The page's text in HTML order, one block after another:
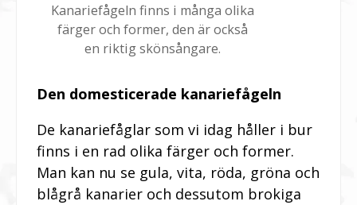
Kanariefågeln finns i många olika
färger och former, den är också
en riktig skönsångare.
Den domesticerade kanariefågeln
De kanariefåglar som vi idag håller i bur
finns i en rad olika färger och former.
Man kan nu se gula, vita, röda, gröna och
blågrå kanarier och dessutom brokiga